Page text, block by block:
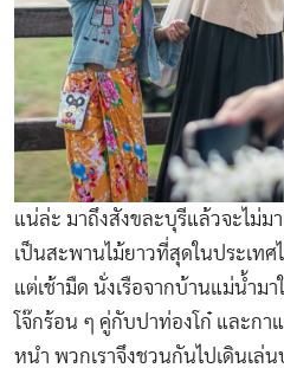
แน่ล่ะ มาถึงสังขละบุรีแล้วจะไม่
เป็นสะพานไม้ยาวที่สุดในประเทศ
แต่เช้ามืด นั่งเรือจากบ้านแม่น้ำม
โจ๊กร้อน ๆ คู่กับปาท่องโก๋ และก
หนำ พวกเราจึงชวนกันไปเดินเ